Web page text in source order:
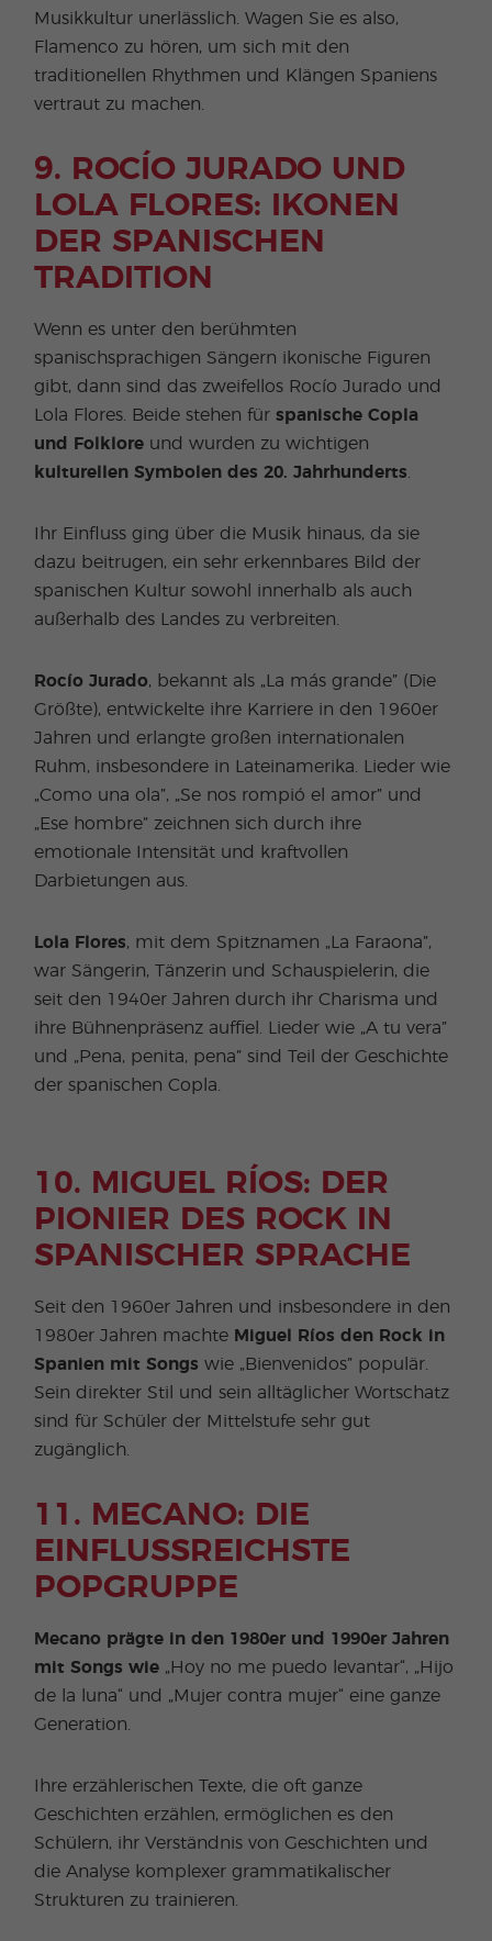
Musikkultur unerlässlich. Wagen Sie es also,
Flamenco zu hören, um sich mit den
traditionellen Rhythmen und Klängen Spaniens
vertraut zu machen.
9. ROCÍO JURADO UND
LOLA FLORES: IKONEN
DER SPANISCHEN
TRADITION
Wenn es unter den berühmten
spanischsprachigen Sängern ikonische Figuren
gibt, dann sind das zweifellos Rocío Jurado und
Lola Flores. Beide stehen fürspanische Copla
und Folklore und wurden zu wichtigen
kulturellen Symbolen des 20. Jahrhunderts
Ihr Einfluss ging über die Musik hinaus, da sie
dazu beitrugen, ein sehr erkennbares Bild der
spanischen Kultur sowohl innerhalb als auch
außerhalb des Landes zu verbreiten.
Rocío Jurado, bekannt als „La más grande” (Die
Größte), entwickelte ihre Karriere in den 1960er
Jahren und erlangte großen internationalen
Ruhm, insbesondere in Lateinamerika. Lieder wie
„Como una ola”, „Se nos rompió el amor” und
„Ese hombre” zeichnen sich durch ihre
emotionale Intensität und kraftvollen
Darbietungen aus.
Lola Flores, mit dem Spitznamen „La Faraona”,
war Sängerin, Tänzerin und Schauspielerin, die
seit den 1940er Jahren durch ihr Charisma und
ihre Bühnenpräsenz auffiel. Lieder wie „A tu vera”
und „Pena, penita, pena” sind Teil der Geschichte
der spanischen Copla.
10. MIGUEL RÍOS: DER
PIONIER DES ROCK IN
SPANISCHER SPRACHE
Seit den 1960er Jahren und insbesondere in den
1980er Jahren machte Miguel Ríos den Rock in
Spanien mit Songswie „Bienvenidos” populär.
Sein direkter Stil und sein alltäglicher Wortschatz
sind für Schüler der Mittelstufe sehr gut
zugänglich.
11. MECANO: DIE
EINFLUSSREICHSTE
POPGRUPPE
Mecano prägte in den 1980er und 1990er Jahren
mit Songs wie „Hoy no me puedo levantar“, „Hijo
de la luna“ und „Mujer contra mujer“ eine ganze
Generation.
Ihre erzählerischen Texte, die oft ganze
Geschichten erzählen, ermöglichen es den
Schülern, ihr Verständnis von Geschichten und
die Analyse komplexer grammatikalischer
Strukturen zu trainieren.